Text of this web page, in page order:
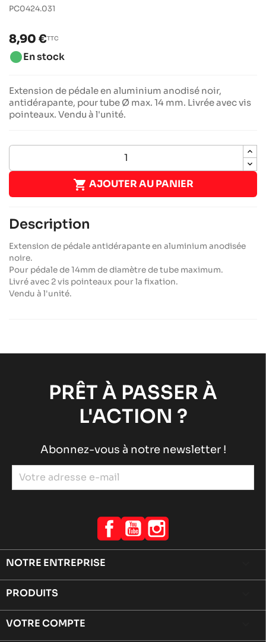
PC0424.031
8,90 €TTC
brightness_1En stock
Extension de pédale en aluminium anodisé noir,
antidérapante, pour tube Ø max. 14 mm. Livrée avec vis
pointeaux. Vendu à l'unité.
 AJOUTER AU PANIER
Description
Extension de pédale antidérapante en aluminium anodisée
noire.
Pour pédale de 14mm de diamètre de tube maximum.
Livré avec 2 vis pointeaux pour la fixation.
Vendu à l'unité.
PRÊT À PASSER À
L'ACTION ?
Abonnez-vous à notre newsletter !
Facebook
YouTube
NOTRE ENTREPRISE
PRODUITS
VOTRE COMPTE